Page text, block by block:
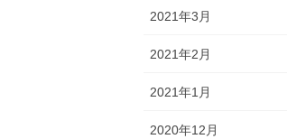
2021年3月
2021年2月
2021年1月
2020年12月